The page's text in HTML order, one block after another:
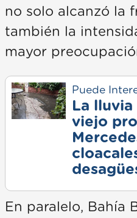
no solo alcanzó la
también la
mayor
Puede
La
viejo
En paralelo, Bahía